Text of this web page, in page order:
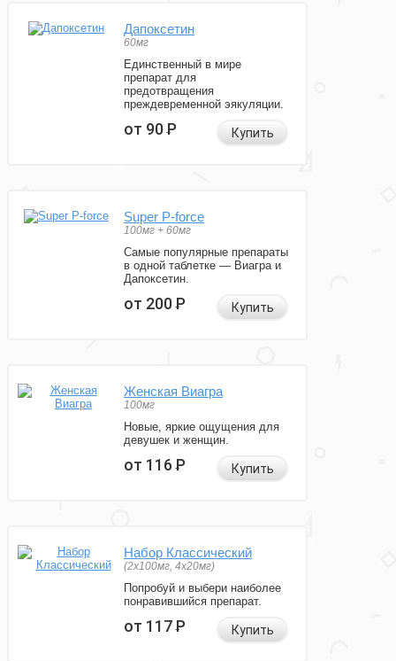
Дапоксетин
60мг
Единственный в мире
препарат для
предотвращения
преждевременной эякуляции.
от 90Р Купить
Super P-force
100мг + 60мг
Самые популярные препараты
в одной таблетке — Виагра и
Дапоксетин.
от 200Р Купить
Женская Виагра
100мг
Новые, яркие ощущения для
девушек и женщин.
от 116Р Купить
Набор Классический
(2x100мг, 4x20мг)
Попробуй и выбери наиболее
понравившийся препарат.
от 117Р Купить